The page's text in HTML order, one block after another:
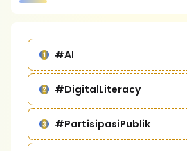
#AI
#DigitalLiteracy
#PartisipasiPublik